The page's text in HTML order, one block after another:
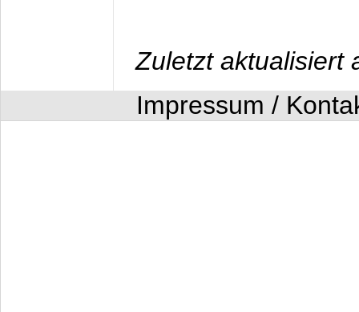
Zuletzt aktualisiert
Impressum /